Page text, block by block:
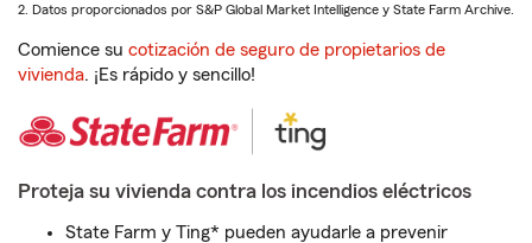
2. Datos proporcionados por S&P Global Market Intelligence y State Farm Archive.
Comience su cotización de seguro de propietarios de
vivienda. ¡Es rápido y sencillo!
Proteja su vivienda contra los incendios eléctricos
State Farm y Ting* pueden ayudarle a prevenir